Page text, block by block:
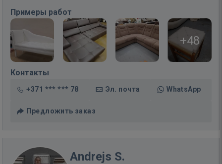
Примеры работ
+48
Контакты
+371 *** *** 78 Эл. почта WhatsApp
Предложить заказ
Andrejs S.